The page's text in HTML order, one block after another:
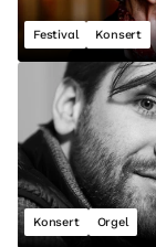
Festival Konsert
Konsert Orgel